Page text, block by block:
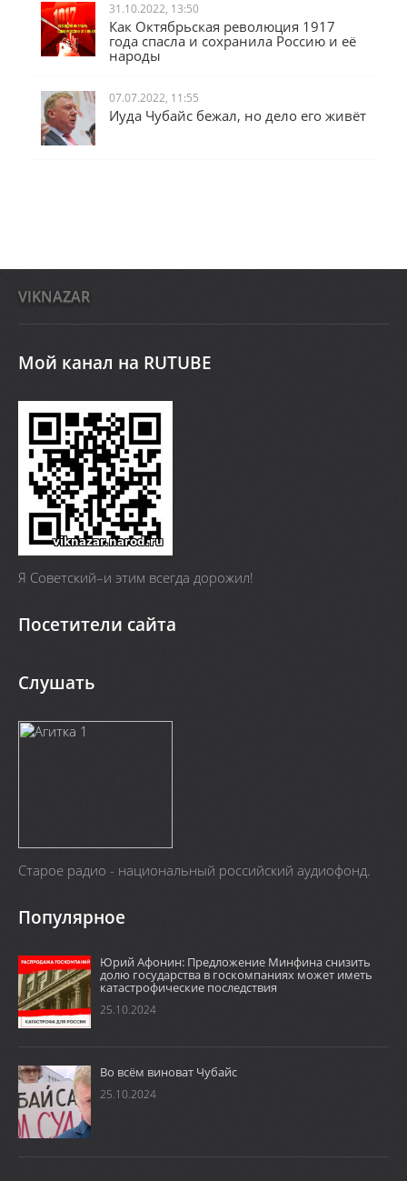
31.10.2022, 13:50
Как Октябрьская революция 1917
года спасла и сохранила Россию и её
народы
07.07.2022, 11:55
Иуда Чубайс бежал, но дело его живёт
VIKNAZAR
Мой канал на RUTUBE
Я Cоветский–и этим всегда дорожил!
Посетители сайта
Слушать
Старое радио - национальный российский аудиофонд.
Популярное
Юрий Афонин: Предложение Минфина снизить
долю государства в госкомпаниях может иметь
катастрофические последствия
25.10.2024
Во всём виноват Чубайс
25.10.2024